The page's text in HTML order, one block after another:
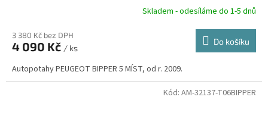
R
Skladem - odesíláme do 1-5 dnů
3 380 Kč bez DPH
4 090 Kč / ks
Do košíku
Autopotahy PEUGEOT BIPPER 5 MÍST, od r. 2009.
Kód: AM-32137-T06BIPPER